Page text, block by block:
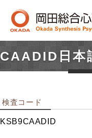
CAADID日本
検査コード
KSB9CAADID
知能検査